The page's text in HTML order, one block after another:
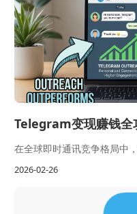
Telegram变现赚钱全
在全球即时通讯竞争格局中
2026-02-26